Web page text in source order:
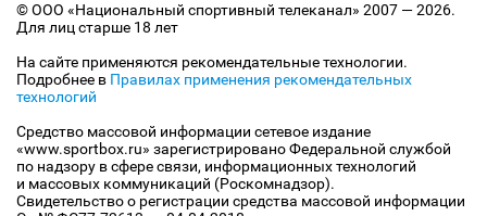
© ООО «Национальный спортивный телеканал» 2007 — 2026.
Для лиц старше 18 лет
На сайте применяются рекомендательные технологии.
Подробнее в Правилах применения рекомендательных
технологий
Средство массовой информации сетевое издание
«www.sportbox.ru» зарегистрировано Федеральной службой
по надзору в сфере связи, информационных технологий
и массовых коммуникаций (Роскомнадзор).
Свидетельство о регистрации средства массовой информации